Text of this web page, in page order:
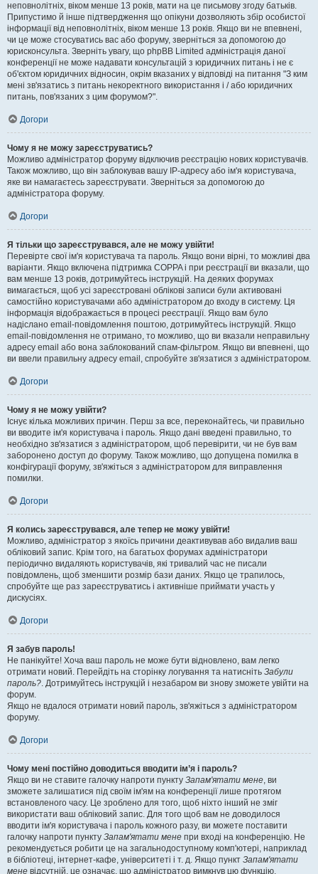
неповнолітніх, віком менше 13 років, мати на це письмову згоду батьків.
Припустимо й інше підтвердження що опікуни дозволяють збір особистої
інформації від неповнолітніх, віком менше 13 років. Якщо ви не впевнені,
чи це може стосуватись вас або форуму, зверніться за допомогою до
юрисконсульта. Зверніть увагу, що phpBB Limited адміністрація даної
конференції не може надавати консультацій з юридичних питань і не є
об'єктом юридичних відносин, окрім вказаних у відповіді на питання "З ким
мені зв'язатись з питань некоректного використання і / або юридичних
питань, пов'язаних з цим форумом?".
Догори
Чому я не можу зареєструватись?
Можливо адміністратор форуму відключив реєстрацію нових користувачів.
Також можливо, що він заблокував вашу IP-адресу або ім'я користувача,
яке ви намагаєтесь зареєструвати. Зверніться за допомогою до
адміністратора форуму.
Догори
Я тільки що зареєструвався, але не можу увійти!
Перевірте свої ім'я користувача та пароль. Якщо вони вірні, то можливі два
варіанти. Якщо включена підтримка COPPA і при реєстрації ви вказали, що
вам менше 13 років, дотримуйтесь інструкцій. На деяких форумах
вимагається, щоб усі зареєстровані облікові записи були активовані
самостійно користувачами або адміністратором до входу в систему. Ця
інформація відображається в процесі реєстрації. Якщо вам було
надіслано email-повідомлення поштою, дотримуйтесь інструкцій. Якщо
email-повідомлення не отримано, то можливо, що ви вказали неправильну
адресу email або вона заблокований спам-фільтром. Якщо ви впевнені, що
ви ввели правильну адресу email, спробуйте зв'язатися з адміністратором.
Догори
Чому я не можу увійти?
Існує кілька можливих причин. Перш за все, переконайтесь, чи правильно
ви вводите ім'я користувача і пароль. Якщо дані введені правильно, то
необхідно зв'язатися з адміністратором, щоб перевірити, чи не був вам
заборонено доступ до форуму. Також можливо, що допущена помилка в
конфігурації форуму, зв'яжіться з адміністратором для виправлення
помилки.
Догори
Я колись зареєструвався, але тепер не можу увійти!
Можливо, адміністратор з якоїсь причини деактивував або видалив ваш
обліковий запис. Крім того, на багатьох форумах адміністратори
періодично видаляють користувачів, які тривалий час не писали
повідомлень, щоб зменшити розмір бази даних. Якщо це трапилось,
спробуйте ще раз зареєструватись і активніше приймати участь у
дискусіях.
Догори
Я забув пароль!
Не панікуйте! Хоча ваш пароль не може бути відновлено, вам легко
отримати новий. Перейдіть на сторінку логування та натисніть Забули
пароль?. Дотримуйтесь інструкцій і незабаром ви знову зможете увійти на
форум.
Якщо не вдалося отримати новий пароль, зв'яжіться з адміністратором
форуму.
Догори
Чому мені постійно доводиться вводити ім’я і пароль?
Якщо ви не ставите галочку напроти пункту Запам'ятати мене, ви
зможете залишатися під своїм ім'ям на конференції лише протягом
встановленого часу. Це зроблено для того, щоб ніхто інший не зміг
використати ваш обліковий запис. Для того щоб вам не доводилося
вводити ім'я користувача і пароль кожного разу, ви можете поставити
галочку напроти пункту Запам'ятати мене при вході на конференцію. Не
рекомендується робити це на загальнодоступному комп'ютері, наприклад
в бібліотеці, інтернет-кафе, університеті і т. д. Якщо пункт Запам'ятати
мене відсутній, це означає, що адміністратор вимкнув цю функцію.